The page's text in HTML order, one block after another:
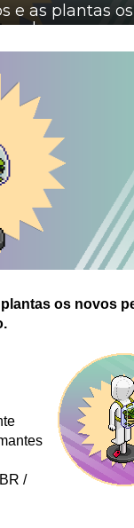
e as plantas
dar um
os novos
/